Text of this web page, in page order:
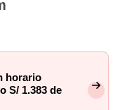
horario
S/ 1.383 de